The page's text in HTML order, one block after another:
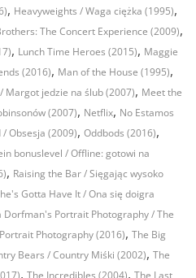
, Heavyweights / Waga ciężka (1995),
The Concert Experience (2009),
, Lunch Time Heroes (2015), Maggie
(2016), Man of the House (1995),
Margot jedzie na ślub (2007), Meet the
(2007), Netflix, No Estamos
/ Obsesja (2009),Oddbods (2016),
bonuslevel / Offline: gotowi na
, Raising the Bar / Sięgając wysoko
Gotta Have It / Ona się doigra
Dorfman's Portrait Photography / The
Photography (2016),The Big
Bears / Country Miśki (2002),The
, ,